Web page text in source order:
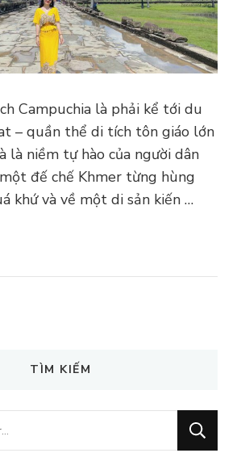
Campuchia là phải kể tới du
– quần thể di tích tôn giáo lớn
là niềm tự hào của người dân
đế chế Khmer từng hùng
khứ và về một di sản kiến …
TÌM KIẾM